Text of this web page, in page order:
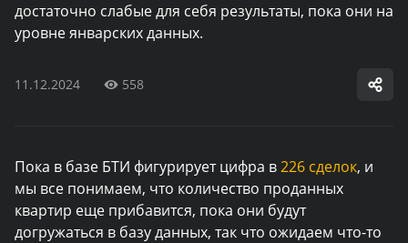
достаточно слабые для себя результаты, пока они на
уровне январских данных.
11.12.2024 558
Пока в базе БТИ фигурирует цифра в226 сделок, и
мы все понимаем, что количество проданных
квартир еще прибавится, пока они будут
догружаться в базу данных, так что ожидаем что-то